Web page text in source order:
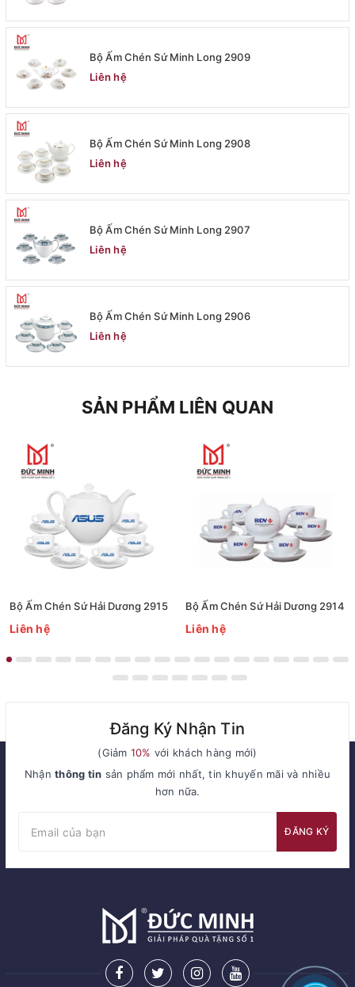
Bộ Ấm Chén Sứ Minh Long 2909
Liên hệ
Bộ Ấm Chén Sứ Minh Long 2908
Liên hệ
Bộ Ấm Chén Sứ Minh Long 2907
Liên hệ
Bộ Ấm Chén Sứ Minh Long 2906
Liên hệ
SẢN PHẨM LIÊN QUAN
Bộ Ấm Chén Sứ Hải Dương 2915
Liên hệ
Bộ Ấm Chén Sứ Hải Dương 2914
Liên hệ
Đăng Ký Nhận Tin
(Giảm 10% với khách hàng mới)
Nhậnthông tin sản phẩm mới nhất, tin khuyến mãi và nhiều
hơn nữa.
ĐĂNG KÝ